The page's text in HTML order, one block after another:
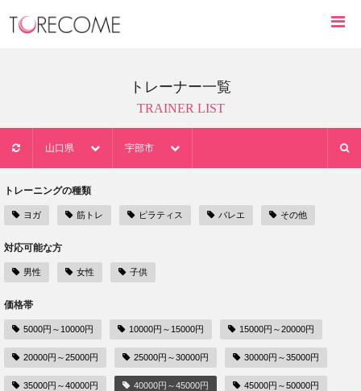
トレーナー一覧
TRAINER LIST
山口県 宇部市
トレーニングの種類
ヨガ 筋トレ ピラティス バレエ その他
対応可能な方
男性 女性 子供
価格帯
5000円～10000円 10000円～15000円 15000円～20000円
20000円～25000円 25000円～30000円 30000円～35000円
35000円～40000円 40000円～45000円 45000円～50000円